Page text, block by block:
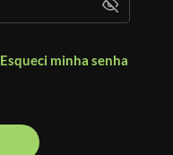
Esqueci minha senha